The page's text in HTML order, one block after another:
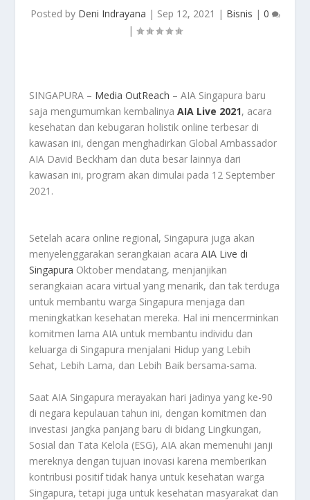
Posted by Deni Indrayana | Sep 12, 2021 | Bisnis | 0
|
SINGAPURA – Media OutReach – AIA Singapura baru
saja mengumumkan kembalinyaAIA Live 2021, acara
kesehatan dan kebugaran holistik online terbesar di
kawasan ini, dengan menghadirkan Global Ambassador
AIA David Beckham dan duta besar lainnya dari
kawasan ini, program akan dimulai pada 12 September
2021.
Setelah acara online regional, Singapura juga akan
menyelenggarakan serangkaian acaraAIA Live di
Singapura Oktober mendatang, menjanjikan
serangkaian acara virtual yang menarik, dan tak terduga
untuk membantu warga Singapura menjaga dan
meningkatkan kesehatan mereka. Hal ini mencerminkan
komitmen lama AIA untuk membantu individu dan
keluarga di Singapura menjalani Hidup yang Lebih
Sehat, Lebih Lama, dan Lebih Baik bersama-sama.
Saat AIA Singapura merayakan hari jadinya yang ke-90
di negara kepulauan tahun ini, dengan komitmen dan
investasi jangka panjang baru di bidang Lingkungan,
Sosial dan Tata Kelola (ESG), AIA akan memenuhi janji
mereknya dengan tujuan inovasi karena memberikan
kontribusi positif tidak hanya untuk kesehatan warga
Singapura, tetapi juga untuk kesehatan masyarakat dan